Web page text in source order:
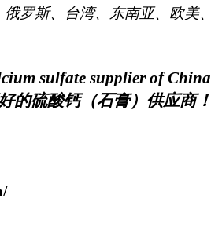
罗斯、台湾、东南亚、欧美、
sulfate supplier of China
硫酸钙（石膏）供应商！